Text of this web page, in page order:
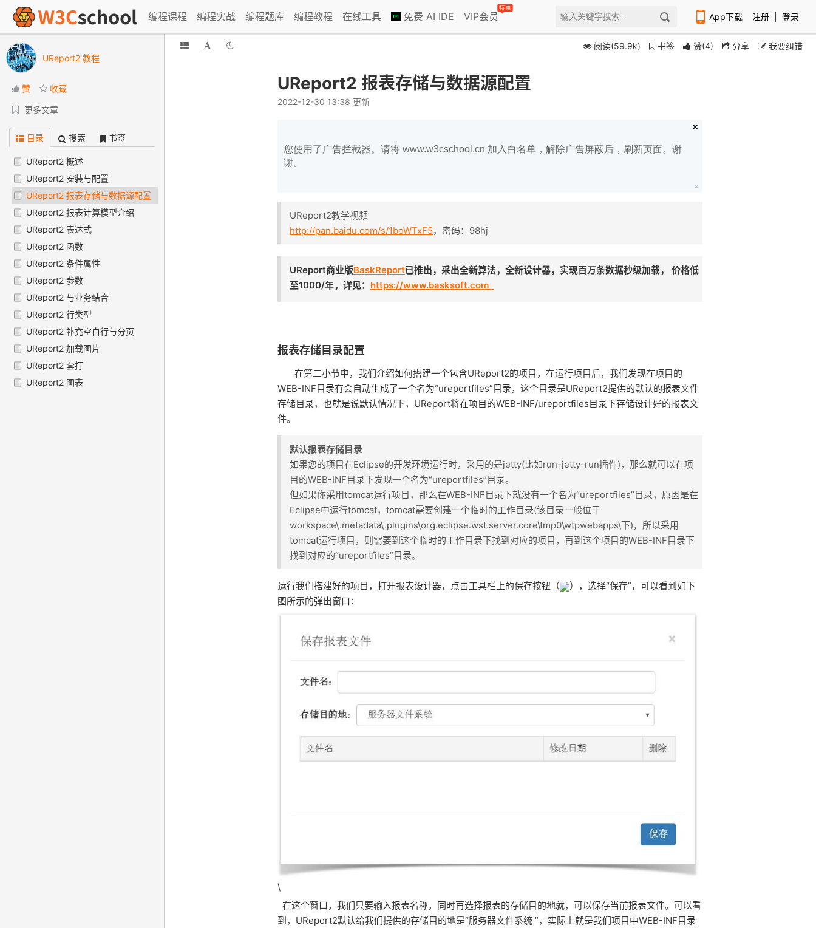
编程课程 编程实战 编程题库 编程教程 在线工具 免费 AI IDE VIP会员
特惠
App下载 注册 登录
UReport2 教程
赞 收藏
更多文章
目录 搜索 书签
UReport2 概述
UReport2 安装与配置
UReport2 报表存储与数据源配置
UReport2 报表计算模型介绍
UReport2 表达式
UReport2 函数
UReport2 条件属性
UReport2 参数
UReport2 与业务结合
UReport2 行类型
UReport2 补充空白行与分页
UReport2 加载图片
UReport2 套打
UReport2 图表
阅读(59.9k) 书签 赞(4) 分享 我要纠错
UReport2 报表存储与数据源配置
2022-12-30 13:38 更新
您使用了广告拦截器。请将 www.w3cschool.cn 加入白名单，解除广告屏蔽后，刷新页面。谢
谢。
UReport2教学视频
http://pan.baidu.com/s/1boWTxF5，密码：98hj
UReport商业版BaskReport已推出，采出全新算法，全新设计器，实现百万条数据秒级加载， 价格低
至1000/年，详见： https://www.basksoft.com
报表存储目录配置
在第二小节中，我们介绍如何搭建一个包含UReport2的项目，在运行项目后，我们发现在项目的
WEB-INF目录有会自动生成了一个名为“ureportfiles”目录，这个目录是UReport2提供的默认的报表文件
存储目录，也就是说默认情况下，UReport将在项目的WEB-INF/ureportfiles目录下存储设计好的报表文
件。
默认报表存储目录
如果您的项目在Eclipse的开发环境运行时，采用的是jetty(比如run-jetty-run插件)，那么就可以在项
目的WEB-INF目录下发现一个名为“ureportfiles”目录。
但如果你采用tomcat运行项目，那么在WEB-INF目录下就没有一个名为“ureportfiles”目录，原因是在
Eclipse中运行tomcat，tomcat需要创建一个临时的工作目录(该目录一般位于
workspace\.metadata\.plugins\org.eclipse.wst.server.core\tmp0\wtpwebapps\下)，所以采用
tomcat运行项目，则需要到这个临时的工作目录下找到对应的项目，再到这个项目的WEB-INF目录下
找到对应的“ureportfiles”目录。
运行我们搭建好的项目，打开报表设计器，点击工具栏上的保存按钮（
），选择“保存”，可以看到如下
图所示的弹出窗口：
\
在这个窗口，我们只要输入报表名称，同时再选择报表的存储目的地就，可以保存当前报表文件。可以看
到，UReport2默认给我们提供的存储目的地是“服务器文件系统 ”，实际上就是我们项目中WEB-INF目录